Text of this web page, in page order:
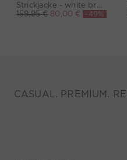
Strickjacke - white brown
159,95 € 80,00 € -49%
CASUAL. PREMIUM.